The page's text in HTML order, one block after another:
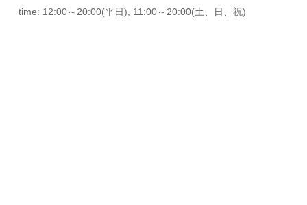
time: 12:00～20:00(平日), 11:00～20:00(土、日、祝)